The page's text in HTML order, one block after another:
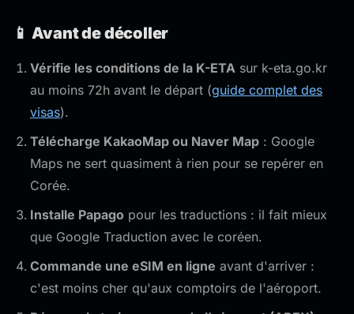
📱 Avant de décoller
Vérifie les conditions de la K-ETA sur k-eta.go.kr
au moins 72h avant le départ (guide complet des
visas).
Télécharge KakaoMap ou Naver Map : Google
Maps ne sert quasiment à rien pour se repérer en
Corée.
Installe Papago pour les traductions : il fait mieux
que Google Traduction avec le coréen.
Commande une eSIM en ligne avant d'arriver :
c'est moins cher qu'aux comptoirs de l'aéroport.